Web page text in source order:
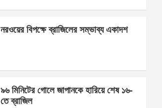
s
p
e
নরওয়ের বিপক্ষে ব্রাজিলের সম্ভাব্য একাদশ
৯৬ মিনিটের গোলে জাপানকে হারিয়ে শেষ ১৬-
তে ব্রাজিল